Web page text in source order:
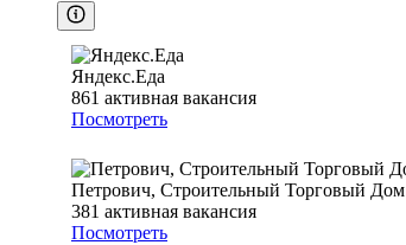
Яндекс.Еда
861 активная вакансия
Посмотреть
Петрович, Строительный Торговый Дом
381 активная вакансия
Посмотреть